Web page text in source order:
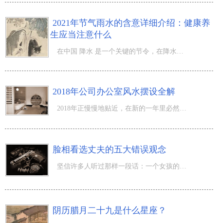
2021年节气雨水的含意详细介绍：健康养
生应当注意什么
2018年公司办公室风水摆设全解
2018年正慢慢地贴近，在新的一年里必然是1个新的起点，哺育着新的期待，实际上相对的，人们也总喜爱在新的
脸相看选丈夫的五大错误观念
阴历腊月二十九是什么星座？